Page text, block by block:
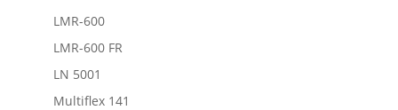
LMR-600
LMR-600 FR
LN 5001
Multiflex 141